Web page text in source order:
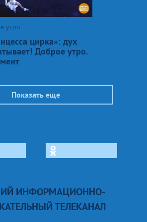
утро
цирка»: дух
Доброе утро.
Показать еще
ИНФОРМАЦИОННО-
ТЕЛЕКАНАЛ